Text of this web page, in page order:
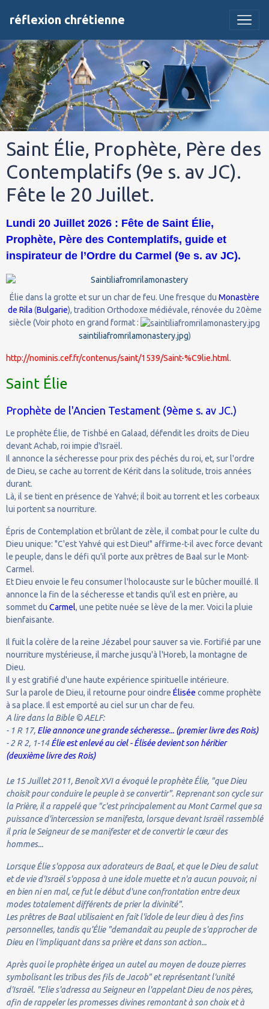
réflexion chrétienne
Saint Élie, Prophète, Père des
Contemplatifs (9e s. av JC).
Fête le 20 Juillet.
Lundi 20 Juillet 2026 : Fête de Saint Élie,
Prophète, Père des Contemplatifs, guide et
inspirateur de l’Ordre du Carmel (9e s. av JC).
Élie dans la grotte et sur un char de feu. Une fresque du Monastère
de Rila (Bulgarie), tradition Orthodoxe médiévale, rénovée du 20ème
siècle (Voir photo en grand format :
saintiliafromrilamonastery.jpg)
http://nominis.cef.fr/contenus/saint/1539/Saint-%C9lie.html.
Saint Élie
Prophète de l'Ancien Testament (9ème s. av JC.)
Le prophète Élie, de Tishbé en Galaad, défendit les droits de Dieu
devant Achab, roi impie d'Israël.
Il annonce la sécheresse pour prix des péchés du roi, et, sur l'ordre
de Dieu, se cache au torrent de Kérit dans la solitude, trois années
durant.
Là, il se tient en présence de Yahvé; il boit au torrent et les corbeaux
lui portent sa nourriture.
Épris de Contemplation et brûlant de zèle, il combat pour le culte du
Dieu unique: "C'est Yahvé qui est Dieu!" affirme-t-il avec force devant
le peuple, dans le défi qu'il porte aux prêtres de Baal sur le Mont-
Carmel.
Et Dieu envoie le feu consumer l'holocauste sur le bûcher mouillé. Il
annonce la fin de la sécheresse et tandis qu'il est en prière, au
sommet du Carmel, une petite nuée se lève de la mer. Voici la pluie
bienfaisante.
Il fuit la colère de la reine Jézabel pour sauver sa vie. Fortifié par une
nourriture mystérieuse, il marche jusqu'à l'Horeb, la montagne de
Dieu.
Il y est gratifié d'une haute expérience spirituelle intérieure.
Sur la parole de Dieu, il retourne pour oindre Élisée comme prophète
à sa place. Il est emporté au ciel sur un char de feu.
A lire dans la Bible © AELF:
- 1 R 17, Elie annonce une grande sécheresse... (premier livre des Rois)
- 2 R 2, 1-14Élie est enlevé au ciel - Élisée devient son héritier
(deuxième livre des Rois)
Le 15 Juillet 2011, Benoît XVI a évoqué le prophète Élie, "que Dieu
choisit pour conduire le peuple à se convertir". Reprenant son cycle sur
la Prière, il a rappelé que "c'est principalement au Mont Carmel que sa
puissance d'intercession se manifesta, lorsque devant Israël rassemblé
il pria le Seigneur de se manifester et de convertir le cœur des
hommes...
Lorsque Élie s'opposa aux adorateurs de Baal, et que le Dieu de salut
et de vie d'Israël s'opposa à une idole muette et n'a aucun pouvoir, ni
en bien ni en mal, ce fut le début d'une confrontation entre deux
modes totalement différents de prier la divinité".
Les prêtres de Baal utilisaient en fait l'idole de leur dieu à des fins
personnelles, tandis qu’Élie "demandait au peuple de s'approcher de
Dieu en l'impliquant dans sa prière et dans son action...
Après quoi le prophète érigea un autel au moyen de douze pierres
symbolisant les tribus des fils de Jacob" et représentant l'unité
d'Israël. "Elie s'adressa au Seigneur en l'appelant Dieu de nos pères,
afin de rappeler les promesses divines remontant à son choix et à